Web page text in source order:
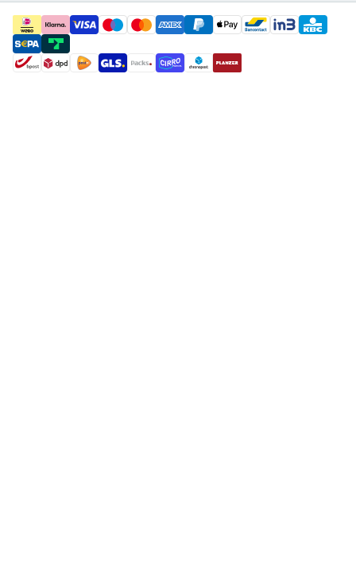
payment methods
shipment methods